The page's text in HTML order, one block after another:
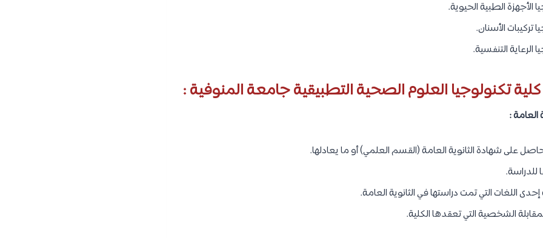
الطبية الحيوية.
الأسنان.
التنفسية.
تكنولوجيا العلوم الصحية التطبيقية جامعة المنوفية :
العامة :
على شهادة الثانوية العامة (القسم العلمي) أو ما يعادلها.
للدراسة.
إحدى اللغات التي تمت دراستها في الثانوية العامة.
الشخصية التي تعقدها الكلية.